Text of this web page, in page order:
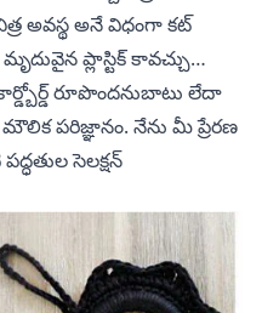
అవస్థ అనే విధంగా కట్
ప్లాస్టిక్ కావచ్చు…
రూపొందనుబాటు లేదా
పరిజ్ఞానం. నేను మీ ప్రేరణ
సెలక్షన్